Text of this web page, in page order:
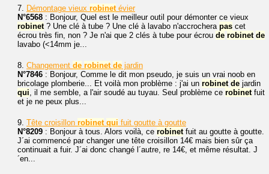
7. Démontage vieux robinet évier
N°6568 : Bonjour, Quel est le meilleur outil pour démonter ce vieux
robinet ? Une clé à tube ? Une clé à lavabo n'accrochera pas cet
écrou très fin, non ? Je n'ai que 2 clés à tube pour écrou de robinet de
lavabo (<14mm je...
8. Changement de robinet de jardin
N°7846 : Bonjour, Comme le dit mon pseudo, je suis un vrai noob en
bricolage plomberie... Et voilà mon problème : j'ai un robinet de jardin
qui , il me semble, a l'air soudé au tuyau. Seul problème ce robinet fuit
et je ne peux plus...
9. Tête croisillon robinet qui fuit goutte à goutte
N°8209 : Bonjour à tous. Alors voilà, ce robinet fuit au goutte à goutte.
J´ai commencé par changer une tête croisillon 14€ mais bien sûr ça
continuait a fuir. J´ai donc changé l´autre, re 14€, et même résultat. J
´en...